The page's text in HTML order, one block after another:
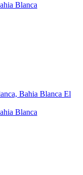
Blanca
Blanca